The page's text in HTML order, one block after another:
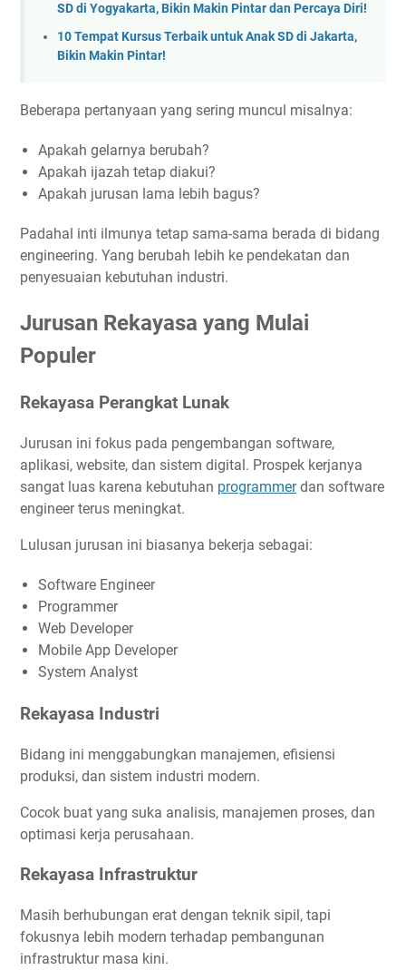
SD di Yogyakarta, Bikin Makin Pintar dan Percaya Diri!
10 Tempat Kursus Terbaik untuk Anak SD di Jakarta,
Bikin Makin Pintar!
Beberapa pertanyaan yang sering muncul misalnya:
Apakah gelarnya berubah?
Apakah ijazah tetap diakui?
Apakah jurusan lama lebih bagus?
Padahal inti ilmunya tetap sama-sama berada di bidang
engineering. Yang berubah lebih ke pendekatan dan
penyesuaian kebutuhan industri.
Jurusan Rekayasa yang Mulai
Populer
Rekayasa Perangkat Lunak
Jurusan ini fokus pada pengembangan software,
aplikasi, website, dan sistem digital. Prospek kerjanya
sangat luas karena kebutuhan programmerdan software
engineer terus meningkat.
Lulusan jurusan ini biasanya bekerja sebagai:
Software Engineer
Programmer
Web Developer
Mobile App Developer
System Analyst
Rekayasa Industri
Bidang ini menggabungkan manajemen, efisiensi
produksi, dan sistem industri modern.
Cocok buat yang suka analisis, manajemen proses, dan
optimasi kerja perusahaan.
Rekayasa Infrastruktur
Masih berhubungan erat dengan teknik sipil, tapi
fokusnya lebih modern terhadap pembangunan
infrastruktur masa kini.